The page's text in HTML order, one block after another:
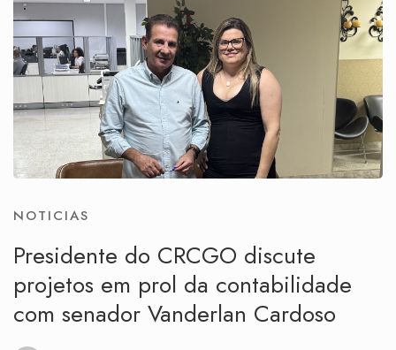
NOTICIAS
Presidente do CRCGO discute
projetos em prol da contabilidade
com senador Vanderlan Cardoso